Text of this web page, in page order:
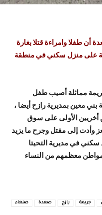
طفلا وامراءة قتلا بغارة
على منزل سكني في منطقة
مماثلة أصيب طفل
معين بمديرية رازح أيضا ،
أخريين الأولى على سوق
وأدت إلى مقتل وجرح ما يزيد
سكني في مديرية التحيتا
تعز وأسفرت عن مقتل 14 مواطن معظمهم من النساء
جريمة رازح صعدة صنعاء